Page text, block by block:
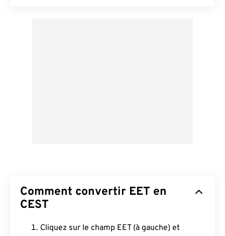
Comment convertir EET en
CEST
Cliquez sur le champ EET (à gauche) et